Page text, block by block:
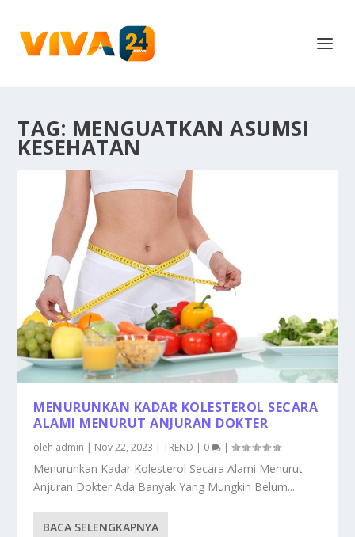
TAG: MENGUATKAN ASUMSI
KESEHATAN
MENURUNKAN KADAR KOLESTEROL SECARA
ALAMI MENURUT ANJURAN DOKTER
oleh admin | Nov 22, 2023 |TREND | 0 |
Menurunkan Kadar Kolesterol Secara Alami Menurut
Anjuran Dokter Ada Banyak Yang Mungkin Belum...
BACA SELENGKAPNYA